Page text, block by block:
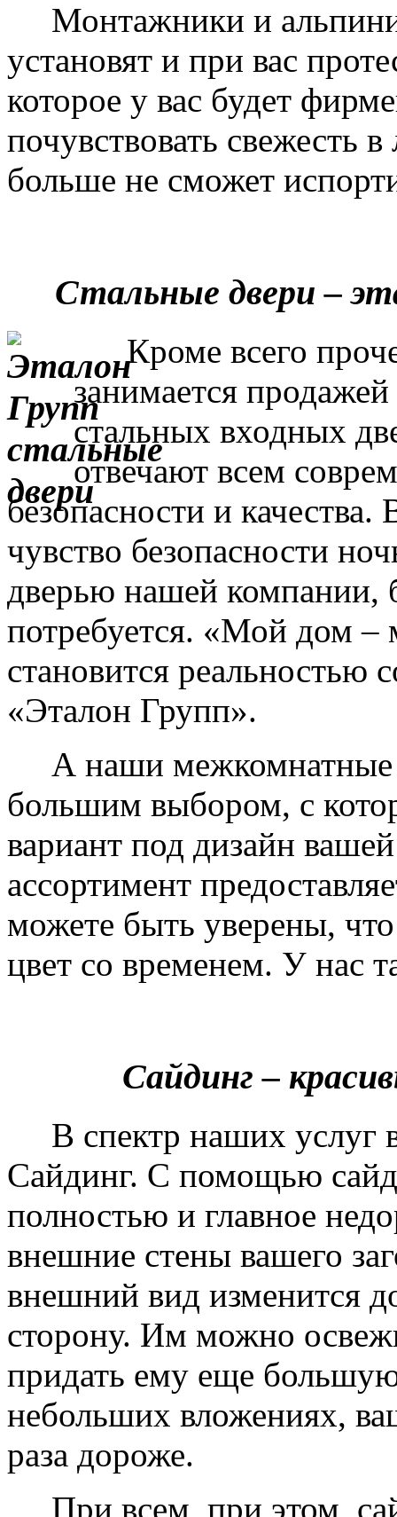
Монтажники и
установят и при вас
которое у вас будет
почувствовать свежесть
больше не сможет
Стальные двери –
Кроме всего
занимается
стальных входных
отвечают всем
безопасности и
чувство безопасности
дверью нашей компании,
потребуется. «Мой дом –
становится реальностью
«Эталон Групп».
А наши межкомнатные
большим выбором, с
вариант под дизайн
ассортимент
можете быть уверены,
цвет со временем. У нас
Сайдинг –
В спектр наших услуг
Сайдинг. С помощью
полностью и главное
внешние стены вашего
внешний вид изменится
сторону. Им можно
придать ему еще
небольших вложениях,
раза дороже.
При всем, при этом,